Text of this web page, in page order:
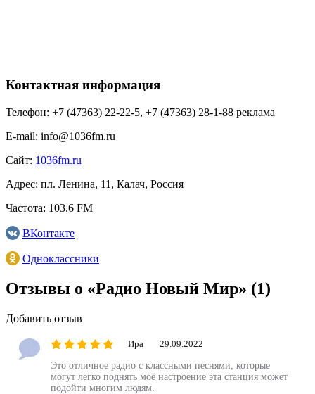
Контактная информация
Телефон: +7 (47363) 22-22-5, +7 (47363) 28-1-88 реклама
E-mail: info@1036fm.ru
Сайт: 1036fm.ru
Адрес: пл. Ленина, 11, Калач, Россия
Частота: 103.6 FM
ВКонтакте
Одноклассники
Отзывы о «Радио Новый Мир» (1)
Добавить отзыв
Ира 29.09.2022
Это отличное радио с классными песнями, которые
могут легко поднять моё настроение эта станция может
подойти многим людям.